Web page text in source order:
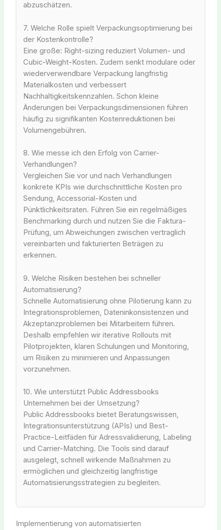
abzuschätzen.
7. Welche Rolle spielt Verpackungsoptimierung bei
der Kostenkontrolle?
Eine große: Right-sizing reduziert Volumen- und
Cubic-Weight-Kosten. Zudem senkt modulare oder
wiederverwendbare Verpackung langfristig
Materialkosten und verbessert
Nachhaltigkeitskennzahlen. Schon kleine
Änderungen bei Verpackungsdimensionen führen
häufig zu signifikanten Kostenreduktionen bei
Volumengebühren.
8. Wie messe ich den Erfolg von Carrier-
Verhandlungen?
Vergleichen Sie vor und nach Verhandlungen
konkrete KPIs wie durchschnittliche Kosten pro
Sendung, Accessorial-Kosten und
Pünktlichkeitsraten. Führen Sie ein regelmäßiges
Benchmarking durch und nutzen Sie die Faktura-
Prüfung, um Abweichungen zwischen vertraglich
vereinbarten und fakturierten Beträgen zu
erkennen.
9. Welche Risiken bestehen bei schneller
Automatisierung?
Schnelle Automatisierung ohne Pilotierung kann zu
Integrationsproblemen, Dateninkonsistenzen und
Akzeptanzproblemen bei Mitarbeitern führen.
Deshalb empfehlen wir iterative Rollouts mit
Pilotprojekten, klaren Schulungen und Monitoring,
um Risiken zu minimieren und Anpassungen
vorzunehmen.
10. Wie unterstützt Public Addressbooks
Unternehmen bei der Umsetzung?
Public Addressbooks bietet Beratungswissen,
Integrationsunterstützung (APIs) und Best-
Practice-Leitfäden für Adressvalidierung, Labeling
und Carrier-Matching. Die Tools sind darauf
ausgelegt, schnell wirkende Maßnahmen zu
ermöglichen und gleichzeitig langfristige
Automatisierungsstrategien zu begleiten.
Implementierung von automatisierten